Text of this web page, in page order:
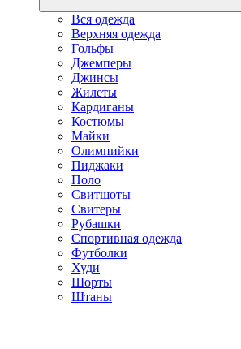
Вся одежда
Верхняя одежда
Гольфы
Джемперы
Джинсы
Жилеты
Кардиганы
Костюмы
Майки
Олимпийки
Пиджаки
Поло
Свитшоты
Свитеры
Рубашки
Спортивная одежда
Футболки
Худи
Шорты
Штаны